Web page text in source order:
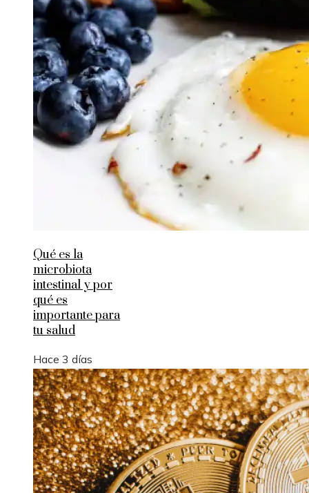
Qué es la
microbiota
intestinal y por
qué es
importante para
tu salud
Hace 3 días